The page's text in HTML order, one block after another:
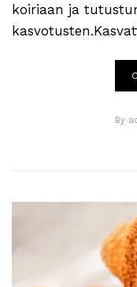
koiriaan ja
By